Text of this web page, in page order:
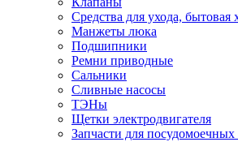
Средства для ухода, бытовая
Манжеты люка
Подшипники
Ремни приводные
Сальники
Сливные насосы
ТЭНы
Щетки электродвигателя
Запчасти для